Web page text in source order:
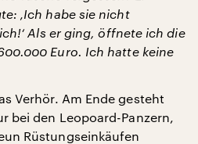
‚Ich habe sie nicht
Als er ging, öffnete ich die
Euro. Ich hatte keine
Verhör. Am Ende gesteht
bei den Leopoard-Panzern,
Rüstungseinkäufen